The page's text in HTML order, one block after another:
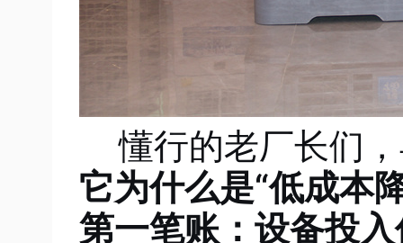
懂行的老厂长们
它为什么是“低成本
第一笔账：设备投